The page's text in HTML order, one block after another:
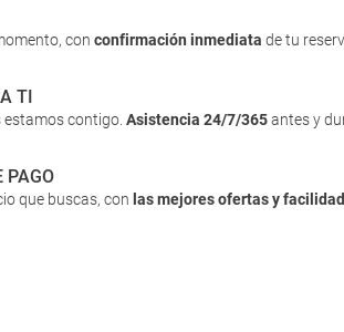
conconfirmación inmediatade tu
TI
estamos contigo.Asistencia 24/7/365antes y
PAGO
que buscas, con las mejores ofertas y